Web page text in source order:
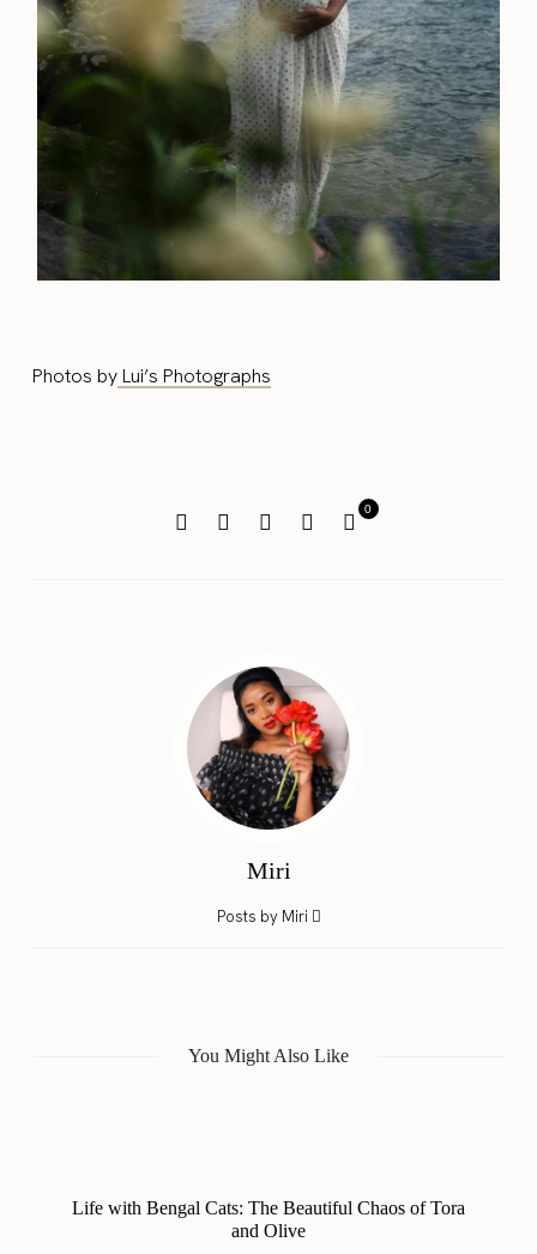
Photos byLui’s Photographs
0
Miri
Posts by Miri
You Might Also Like
Life with Bengal Cats: The Beautiful Chaos of Tora
and Olive